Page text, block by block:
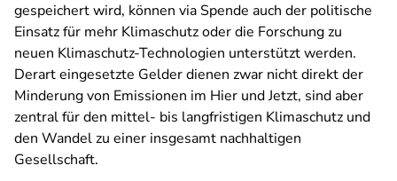
gespeichert wird, können via Spende auch der politische
Einsatz für mehr Klimaschutz oder die Forschung zu
neuen Klimaschutz-Technologien unterstützt werden.
Derart eingesetzte Gelder dienen zwar nicht direkt der
Minderung von Emissionen im Hier und Jetzt, sind aber
zentral für den mittel- bis langfristigen Klimaschutz und
den Wandel zu einer insgesamt nachhaltigen
Gesellschaft.